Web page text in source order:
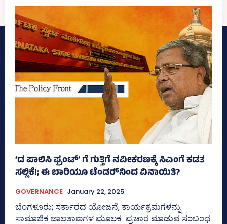
‘ದ ಪಾಲಿಸಿ ಫ್ರಂಟ್‌’ ಗೆ ಗುತ್ತಿಗೆ ನವೀಕರಣಕ್ಕೆ ಸಿಎಂಗೆ ಕಡತ
ಸಲ್ಲಿಕೆ!; ಈ ಬಾರಿಯೂ ಟೆಂಡರ್‍‌ನಿಂದ ವಿನಾಯಿತಿ?
GOVERNANCE January 22, 2025
ಬೆಂಗಳೂರು; ಸರ್ಕಾರದ ಯೋಜನೆ, ಕಾರ್ಯಕ್ರಮಗಳನ್ನು
ಸಾಮಾಜಿಕ ಜಾಲತಾಣಗಳ ಮೂಲಕ ಪ್ರಚಾರ ಮಾಡುವ ಸಂಬಂಧ